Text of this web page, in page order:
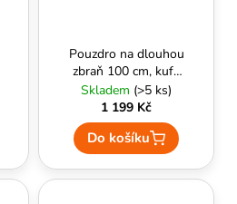
Pouzdro na dlouhou
zbraň 100 cm, kufr,
Delta Armory TAN
Skladem (>5 ks)
1 199 Kč
Do košíku